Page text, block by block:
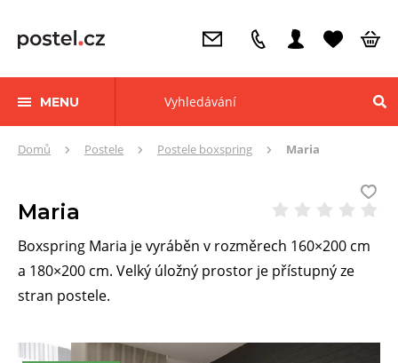
MENU
ZdeDomů Postele Postele boxspring Maria
Maria
Boxspring Maria je vyráběn v rozměrech 160×200 cm
a 180×200 cm. Velký úložný prostor je přístupný ze
stran postele.